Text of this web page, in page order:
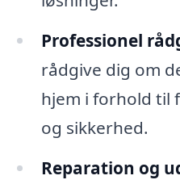
Professionel
rådgive dig om
hjem i forhold til
og sikkerhed.
Reparation og